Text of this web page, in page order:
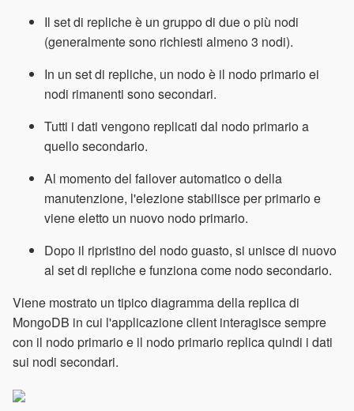
Il set di repliche è un gruppo di due o più nodi
(generalmente sono richiesti almeno 3 nodi).
In un set di repliche, un nodo è il nodo primario ei
nodi rimanenti sono secondari.
Tutti i dati vengono replicati dal nodo primario a
quello secondario.
Al momento del failover automatico o della
manutenzione, l'elezione stabilisce per primario e
viene eletto un nuovo nodo primario.
Dopo il ripristino del nodo guasto, si unisce di nuovo
al set di repliche e funziona come nodo secondario.
Viene mostrato un tipico diagramma della replica di
MongoDB in cui l'applicazione client interagisce sempre
con il nodo primario e il nodo primario replica quindi i dati
sui nodi secondari.